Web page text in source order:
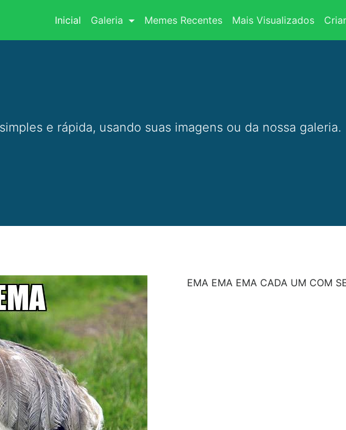
Inicial(current)
Galeria Memes Recentes Mais Visualizados
e rápida, usando suas imagens ou da nossa galeria.
EMA EMA EMA CADA UM COM